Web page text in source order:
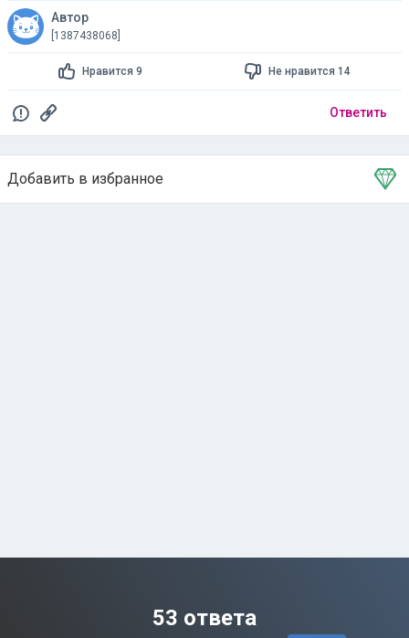
Автор
[1387438068]
Нравится 9 Не нравится 14
Ответить
Добавить в избранное
Тема в избранном
53 ответа